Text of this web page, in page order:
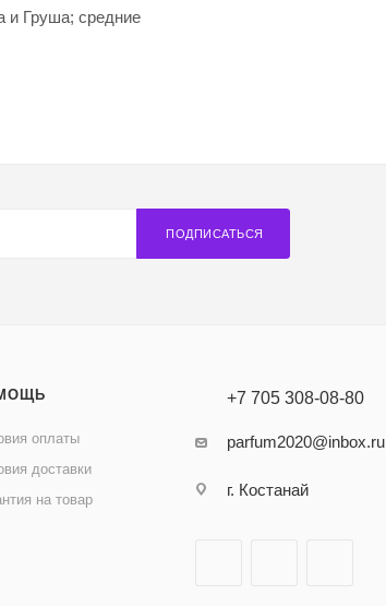
и Груша; средние
ПОДПИСАТЬСЯ
оплаты
доставки
на товар
+7 705 308-08-80
parfum2020@inbox.ru
г. Костанай